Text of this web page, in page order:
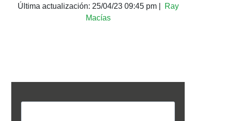
Última actualización: 25/04/23 09:45 pm|
Ray
Macías